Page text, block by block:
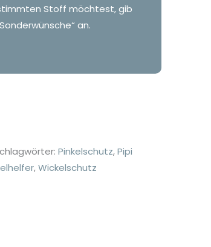
Stoff möchtest, gib
an.
Pinkelschutz,Pipi
,Wickelschutz